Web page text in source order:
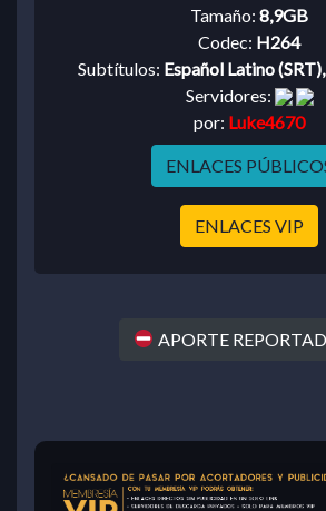
Tamaño: 8,9GB
Codec: H264
Subtítulos: Español Latino
Servidores:
por: Luke4670
ENLACES
ENLACES VIP
APORTE